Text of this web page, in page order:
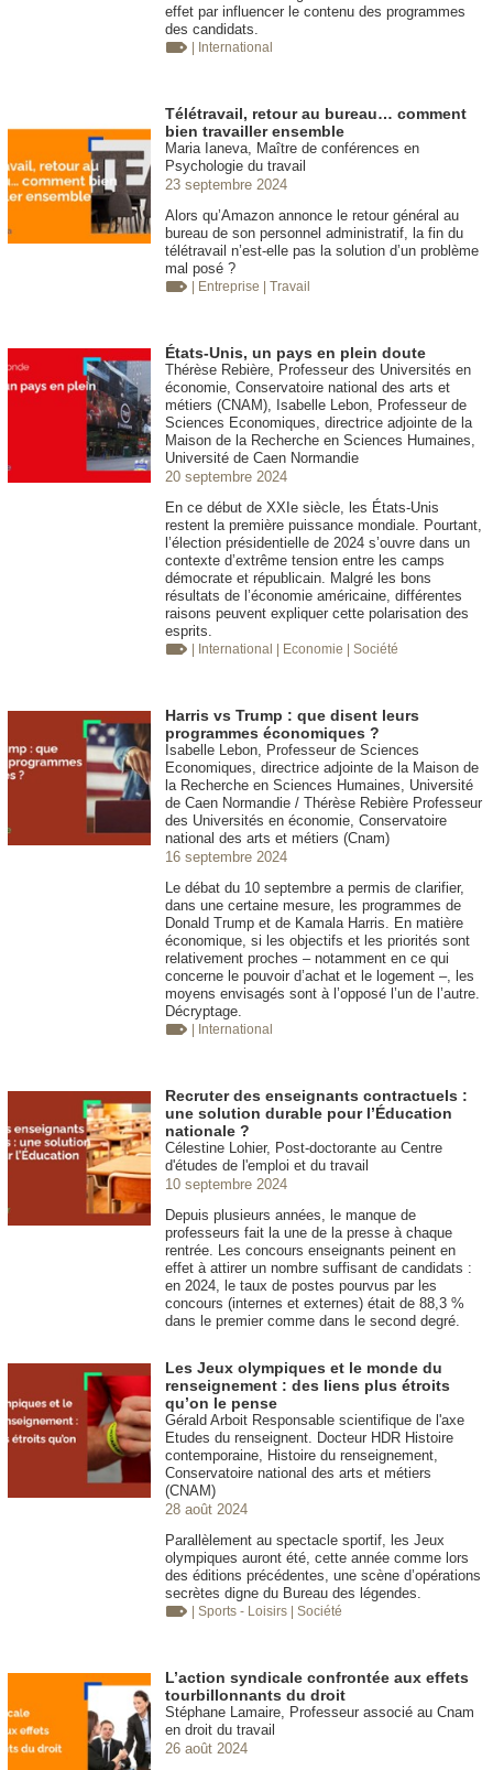
effet par influencer le contenu des programmes
des candidats.
| International
Télétravail, retour au bureau… comment
bien travailler ensemble
Maria Ianeva, Maître de conférences en
Psychologie du travail
23 septembre 2024
Alors qu’Amazon annonce le retour général au
bureau de son personnel administratif, la fin du
télétravail n’est-elle pas la solution d’un problème
mal posé ?
| Entreprise | Travail
États-Unis, un pays en plein doute
Thérèse Rebière, Professeur des Universités en
économie, Conservatoire national des arts et
métiers (CNAM), Isabelle Lebon, Professeur de
Sciences Economiques, directrice adjointe de la
Maison de la Recherche en Sciences Humaines,
Université de Caen Normandie
20 septembre 2024
En ce début de XXIe siècle, les États-Unis
restent la première puissance mondiale. Pourtant,
l’élection présidentielle de 2024 s’ouvre dans un
contexte d’extrême tension entre les camps
démocrate et républicain. Malgré les bons
résultats de l’économie américaine, différentes
raisons peuvent expliquer cette polarisation des
esprits.
| International | Economie | Société
Harris vs Trump : que disent leurs
programmes économiques ?
Isabelle Lebon, Professeur de Sciences
Economiques, directrice adjointe de la Maison de
la Recherche en Sciences Humaines, Université
de Caen Normandie / Thérèse Rebière Professeur
des Universités en économie, Conservatoire
national des arts et métiers (Cnam)
16 septembre 2024
Le débat du 10 septembre a permis de clarifier,
dans une certaine mesure, les programmes de
Donald Trump et de Kamala Harris. En matière
économique, si les objectifs et les priorités sont
relativement proches – notamment en ce qui
concerne le pouvoir d’achat et le logement –, les
moyens envisagés sont à l’opposé l’un de l’autre.
Décryptage.
| International
Recruter des enseignants contractuels :
une solution durable pour l’Éducation
nationale ?
Célestine Lohier, Post-doctorante au Centre
d'études de l'emploi et du travail
10 septembre 2024
Depuis plusieurs années, le manque de
professeurs fait la une de la presse à chaque
rentrée. Les concours enseignants peinent en
effet à attirer un nombre suffisant de candidats :
en 2024, le taux de postes pourvus par les
concours (internes et externes) était de 88,3 %
dans le premier comme dans le second degré.
Les Jeux olympiques et le monde du
renseignement : des liens plus étroits
qu’on le pense
Gérald Arboit Responsable scientifique de l'axe
Etudes du renseignent. Docteur HDR Histoire
contemporaine, Histoire du renseignement,
Conservatoire national des arts et métiers
(CNAM)
28 août 2024
Parallèlement au spectacle sportif, les Jeux
olympiques auront été, cette année comme lors
des éditions précédentes, une scène d’opérations
secrètes digne du Bureau des légendes.
| Sports - Loisirs | Société
L’action syndicale confrontée aux effets
tourbillonnants du droit
Stéphane Lamaire, Professeur associé au Cnam
en droit du travail
26 août 2024